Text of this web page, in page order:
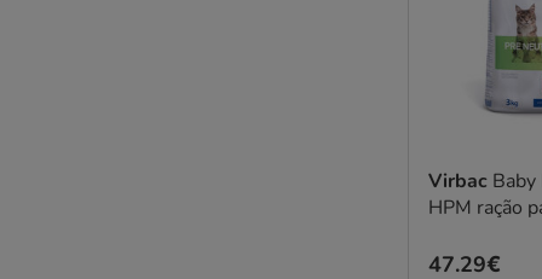
Virbac
HPM ração
Preço
47.29€